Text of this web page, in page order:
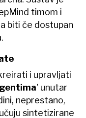
timom i
biti če dostupan
i upravljati
' unutar
neprestano,
sintetizirane